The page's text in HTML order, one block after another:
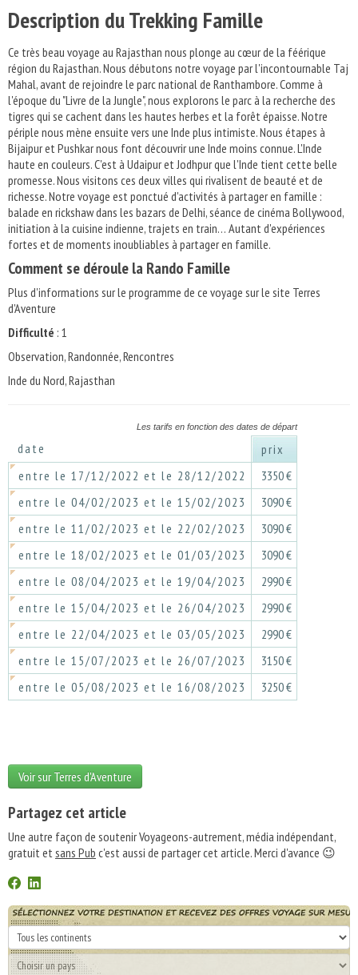
Description du Trekking Famille
Ce très beau voyage au Rajasthan nous plonge au cœur de la féérique
région du Rajasthan. Nous débutons notre voyage par l'incontournable Taj
Mahal, avant de rejoindre le parc national de Ranthambore. Comme à
l'époque du "Livre de la Jungle", nous explorons le parc à la recherche des
tigres qui se cachent dans les hautes herbes et la forêt épaisse. Notre
périple nous mène ensuite vers une Inde plus intimiste. Nous étapes à
Bijaipur et Pushkar nous font découvrir une Inde moins connue. L'Inde
haute en couleurs. C'est à Udaipur et Jodhpur que l'Inde tient cette belle
promesse. Nous visitons ces deux villes qui rivalisent de beauté et de
richesse. Notre voyage est ponctué d'activités à partager en famille :
balade en rickshaw dans les bazars de Delhi, séance de cinéma Bollywood,
initiation à la cuisine indienne, trajets en train… Autant d'expériences
fortes et de moments inoubliables à partager en famille.
Comment se déroule la Rando Famille
Plus d'informations sur le programme de ce voyage sur le site Terres
d'Aventure
Difficulté : 1
Observation, Randonnée, Rencontres
Inde du Nord, Rajasthan
Les tarifs en fonction des dates de départ
date
prix
entre le 17/12/2022 et le 28/12/2022
3350 €
entre le 04/02/2023 et le 15/02/2023
3090 €
entre le 11/02/2023 et le 22/02/2023
3090 €
entre le 18/02/2023 et le 01/03/2023
3090 €
entre le 08/04/2023 et le 19/04/2023
2990 €
entre le 15/04/2023 et le 26/04/2023
2990 €
entre le 22/04/2023 et le 03/05/2023
2990 €
entre le 15/07/2023 et le 26/07/2023
3150 €
entre le 05/08/2023 et le 16/08/2023
3250 €
Voir sur Terres d'Aventure
Partagez cet article
Une autre façon de soutenir Voyageons-autrement, média indépendant,
gratuit etsans Pub c'est aussi de partager cet article. Merci d'avance 😉